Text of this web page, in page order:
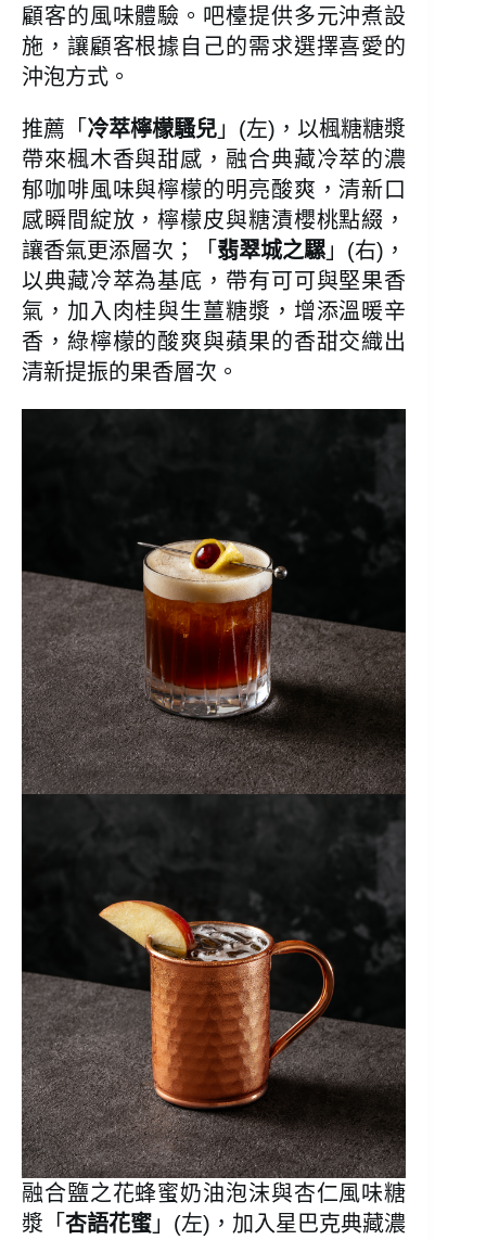
顧客的風味體驗。吧檯提供多元沖煮設
施，讓顧客根據自己的需求選擇喜愛的
沖泡方式。
推薦「 冷萃檸檬騷兒 」(左)，以楓糖糖漿
帶來楓木香與甜感，融合典藏冷萃的濃
郁咖啡風味與檸檬的明亮酸爽，清新口
感瞬間綻放，檸檬皮與糖漬櫻桃點綴，
讓香氣更添層次；「 翡翠城之騾 」(右)，
以典藏冷萃為基底，帶有可可與堅果香
氣，加入肉桂與生薑糖漿，增添溫暖辛
香，綠檸檬的酸爽與蘋果的香甜交織出
清新提振的果香層次。
融合鹽之花蜂蜜奶油泡沫與杏仁風味糖
漿「杏語花蜜 」(左)，加入星巴克典藏濃